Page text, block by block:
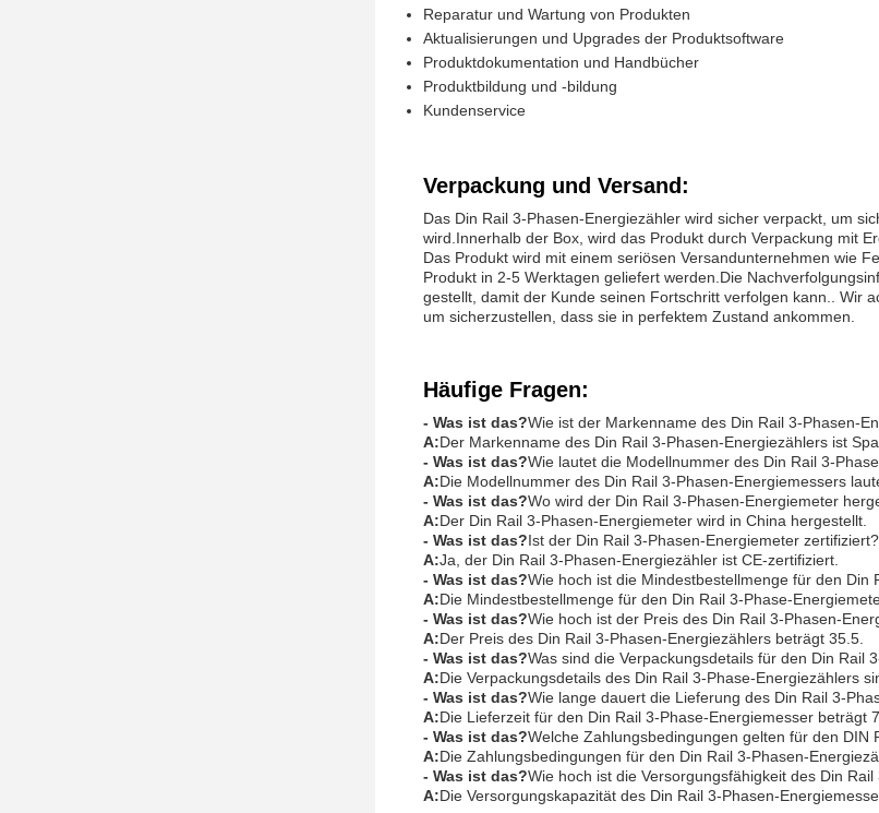
Reparatur und Wartung von Produkten
Aktualisierungen und Upgrades der Produktsoftware
Produktdokumentation und Handbücher
Produktbildung und -bildung
Kundenservice
Verpackung und Versand:
Das Din Rail 3-Phasen-Energiezähler wird sicher verpackt, um
wird.Innerhalb der Box, wird das Produkt durch Verpackung mit
Das Produkt wird mit einem seriösen Versandunternehmen wie
Produkt in 2-5 Werktagen geliefert werden.Die
gestellt, damit der Kunde seinen Fortschritt verfolgen kann.. Wir
um sicherzustellen, dass sie in perfektem Zustand ankommen.
Häufige Fragen:
- Was ist das?Wie ist der Markenname des Din Rail 3-Phasen-
A:Der Markenname des Din Rail 3-Phasen-Energiezählers ist
- Was ist das?Wie lautet die Modellnummer des Din Rail 3-
A:Die Modellnummer des Din Rail 3-Phasen-Energiemessers
- Was ist das?Wo wird der Din Rail 3-Phasen-Energiemeter
A:Der Din Rail 3-Phasen-Energiemeter wird in China hergestellt.
- Was ist das?Ist der Din Rail 3-Phasen-Energiemeter zertifiziert?
A:Ja, der Din Rail 3-Phasen-Energiezähler ist CE-zertifiziert.
- Was ist das?Wie hoch ist die Mindestbestellmenge für den Din
A:Die Mindestbestellmenge für den Din Rail 3-Phase-
- Was ist das?Wie hoch ist der Preis des Din Rail 3-Phasen-
A:Der Preis des Din Rail 3-Phasen-Energiezählers beträgt 35.5.
- Was ist das?Was sind die Verpackungsdetails für den Din Rail
A:Die Verpackungsdetails des Din Rail 3-Phase-Energiezählers
- Was ist das?Wie lange dauert die Lieferung des Din Rail 3-
A:Die Lieferzeit für den Din Rail 3-Phase-Energiemesser beträgt
- Was ist das?Welche Zahlungsbedingungen gelten für den DIN
A:Die Zahlungsbedingungen für den Din Rail 3-Phasen-
- Was ist das?Wie hoch ist die Versorgungsfähigkeit des Din
A:Die Versorgungskapazität des Din Rail 3-Phasen-